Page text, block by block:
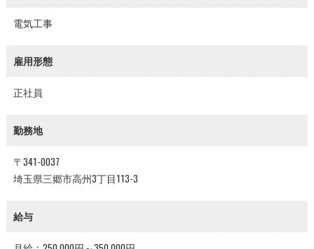
電気工事
雇用形態
正社員
勤務地
〒341-0037
埼玉県三郷市高州3丁目113-3
給与